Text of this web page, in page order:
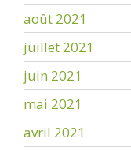
août 2021
juillet 2021
juin 2021
mai 2021
avril 2021